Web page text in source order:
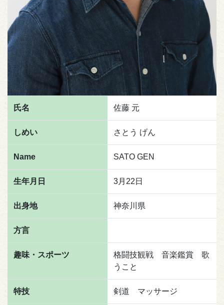
氏名 佐藤 元
しめい さとう げん
Name SATO GEN
生年月日 3月22日
出身地 神奈川県
方言
趣味・スポーツ
格闘技観戦 音楽鑑賞 歌
うこと
特技 剣道 マッサージ